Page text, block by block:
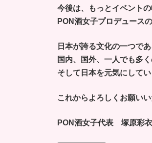
今後は、もっとイベント
PON酒女子プロデュース
日本が誇る文化の一つであ
国内、国外、一人でも多
そして日本を元気にしてい
これからよろしくお願いい
PON酒女子代表 塚原彩衣